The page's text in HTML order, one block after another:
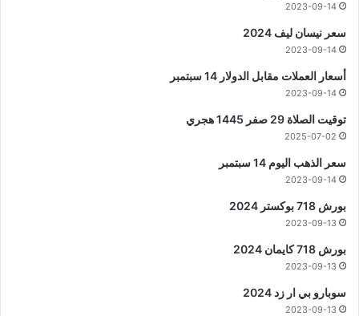
2023-09-14
سعر نيسان ليف 2024
2023-09-14
أسعار العملات مقابل الدولار 14 سبتمبر
2023-09-14
توقيت الصلاة 29 صفر 1445 هجري
2025-07-02
سعر الذهب اليوم 14 سبتمبر
2023-09-14
بورش 718 بوكستر 2024
2023-09-13
بورش 718 كايمان 2024
2023-09-13
سوبارو بي ار زد 2024
2023-09-13